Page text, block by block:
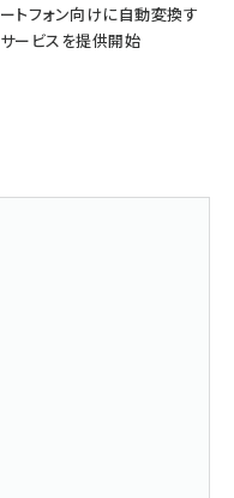
トフォン向けに自動変換す
ービスを提供開始